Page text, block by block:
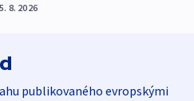
5. 8. 2026
publikovaného evropskými